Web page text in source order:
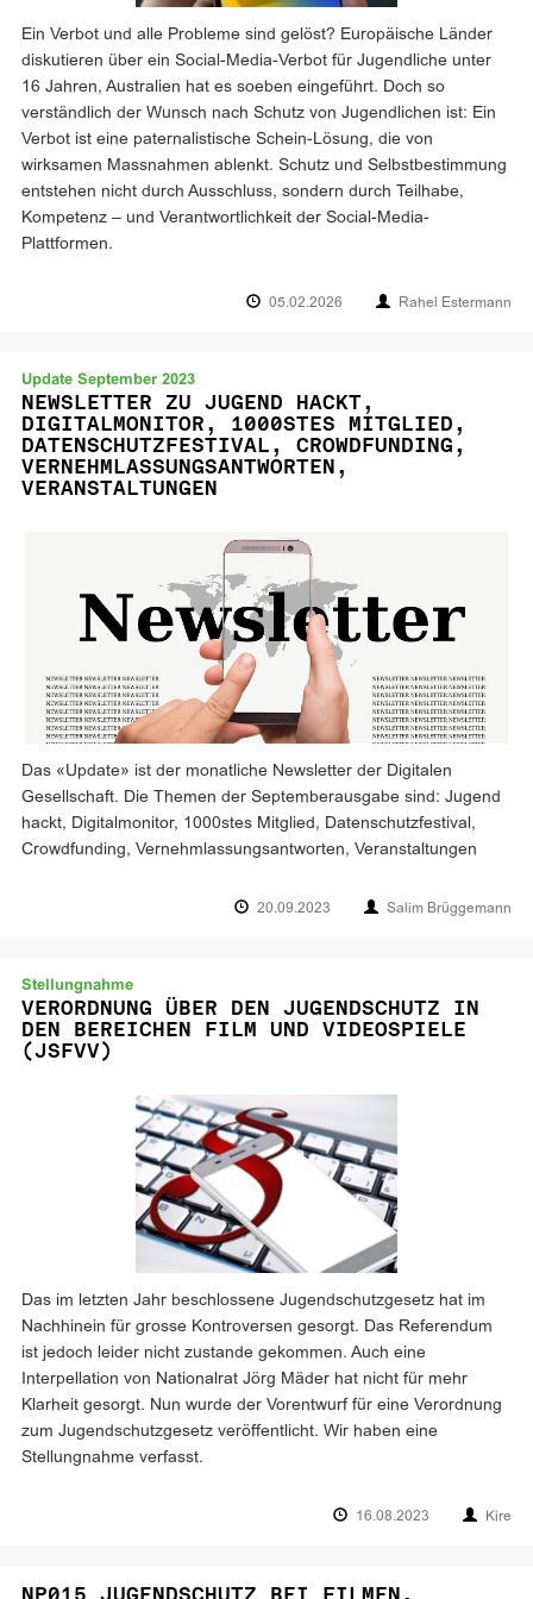
Ein Verbot und alle Probleme sind gelöst? Europäische Länder
diskutieren über ein Social-Media-Verbot für Jugendliche unter
16 Jahren, Australien hat es soeben eingeführt. Doch so
verständlich der Wunsch nach Schutz von Jugendlichen ist: Ein
Verbot ist eine paternalistische Schein-Lösung, die von
wirksamen Massnahmen ablenkt. Schutz und Selbstbestimmung
entstehen nicht durch Ausschluss, sondern durch Teilhabe,
Kompetenz – und Verantwortlichkeit der Social-Media-
Plattformen.
05.02.2026 Rahel Estermann
Update September 2023
NEWSLETTER ZU JUGEND HACKT,
DIGITALMONITOR, 1000STES MITGLIED,
DATENSCHUTZFESTIVAL, CROWDFUNDING,
VERNEHMLASSUNGSANTWORTEN,
VERANSTALTUNGEN
Das «Update» ist der monatliche Newsletter der Digitalen
Gesellschaft. Die Themen der Septemberausgabe sind: Jugend
hackt, Digitalmonitor, 1000stes Mitglied, Datenschutzfestival,
Crowdfunding, Vernehmlassungsantworten, Veranstaltungen
20.09.2023 Salim Brüggemann
Stellungnahme
VERORDNUNG ÜBER DEN JUGENDSCHUTZ IN
DEN BEREICHEN FILM UND VIDEOSPIELE
(JSFVV)
Das im letzten Jahr beschlossene Jugendschutzgesetz hat im
Nachhinein für grosse Kontroversen gesorgt. Das Referendum
ist jedoch leider nicht zustande gekommen. Auch eine
Interpellation von Nationalrat Jörg Mäder hat nicht für mehr
Klarheit gesorgt. Nun wurde der Vorentwurf für eine Verordnung
zum Jugendschutzgesetz veröffentlicht. Wir haben eine
Stellungnahme verfasst.
16.08.2023 Kire
NP015 JUGENDSCHUTZ BEI FILMEN,